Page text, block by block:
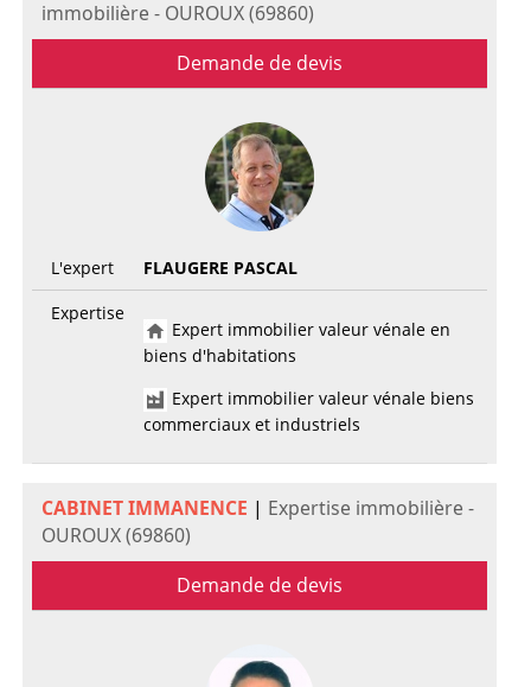
immobilière - OUROUX (69860)
Demande de devis
L'expert
FLAUGERE PASCAL
Expertise
Expert immobilier valeur vénale en
biens d'habitations
Expert immobilier valeur vénale biens
commerciaux et industriels
CABINET IMMANENCE | Expertise immobilière -
OUROUX (69860)
Demande de devis